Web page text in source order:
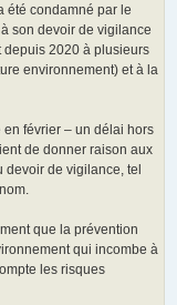
été condamné par le
son devoir de vigilance
depuis 2020 à plusieurs
environnement) et à la
en février – un délai hors
de donner raison aux
de vigilance, tel
que la prévention
qui incombe à
les risques